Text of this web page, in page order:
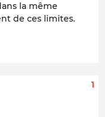
la même
de ces limites.
1